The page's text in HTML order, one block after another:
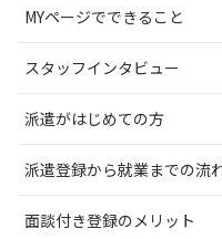
MYページでできること
スタッフインタビュー
派遣がはじめての方
派遣登録から就業までの流
面談付き登録のメリット